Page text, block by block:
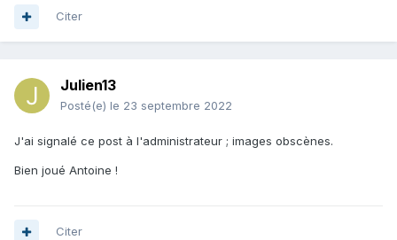
Citer
Julien13
Posté(e) le 23 septembre 2022
J'ai signalé ce post à l'administrateur ; images obscènes.
Bien joué Antoine !
Citer